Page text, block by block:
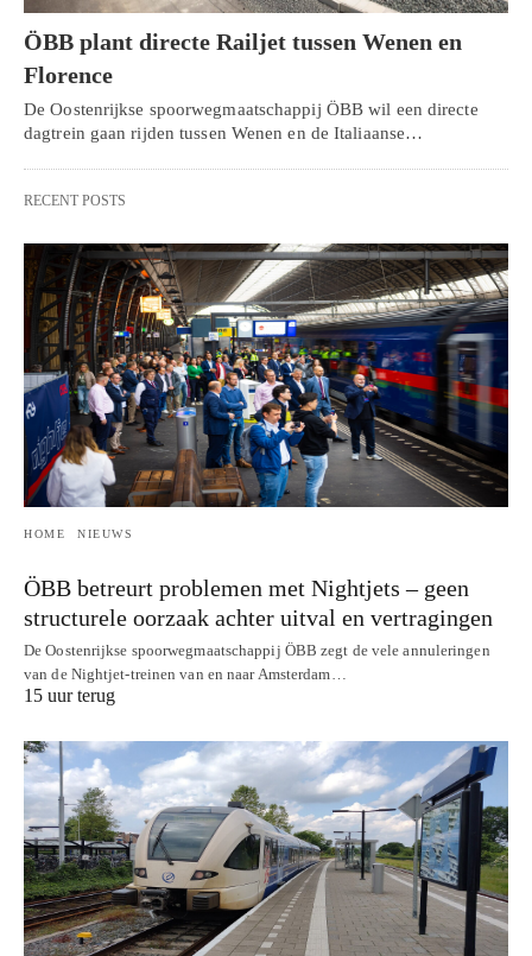
ÖBB plant directe Railjet tussen Wenen en
Florence
De Oostenrijkse spoorwegmaatschappij ÖBB wil een directe
dagtrein gaan rijden tussen Wenen en de Italiaanse…
RECENT POSTS
HOME NIEUWS
ÖBB betreurt problemen met Nightjets – geen
structurele oorzaak achter uitval en vertragingen
De Oostenrijkse spoorwegmaatschappij ÖBB zegt de vele annuleringen
van de Nightjet-treinen van en naar Amsterdam…
15 uur terug